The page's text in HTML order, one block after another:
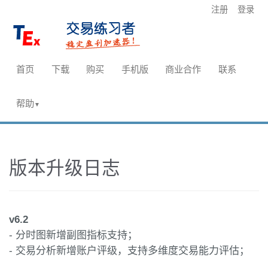
注册 登录
首页 下载 购买 手机版 商业合作 联系
帮助▼
版本升级日志
v6.2
- 分时图新增副图指标支持；
- 交易分析新增账户评级，支持多维度交易能力评估；